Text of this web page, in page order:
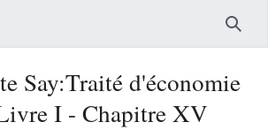
Say:Traité d'économie
I - Chapitre XV